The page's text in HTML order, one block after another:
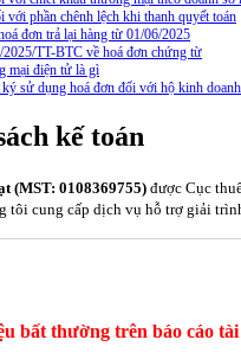
với phần chênh lệch khi thanh quyết toán
đơn trả lại hàng từ 01/06/2025
TT-BTC về hoá đơn chứng từ
mại điện tử là gì
sử dụng hoá đơn đối với hộ kinh doanh
kế toán
(MST: 0108369755) được Cục
tôi cung cấp dịch vụ hỗ trợ giải
bất thường trên báo cáo